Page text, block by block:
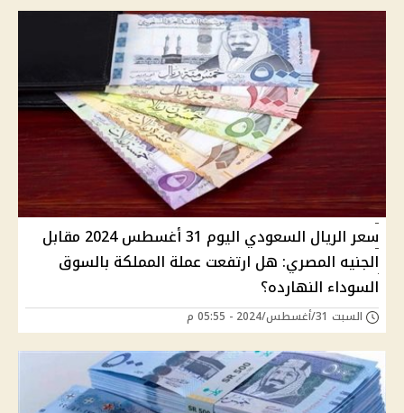
سعر الريال السعودي اليوم 31 أغسطس 2024 مقابل
الجنيه المصري: هل ارتفعت عملة المملكة بالسوق
السوداء النهارده؟
السبت 31/أغسطس/2024 - 05:55 م